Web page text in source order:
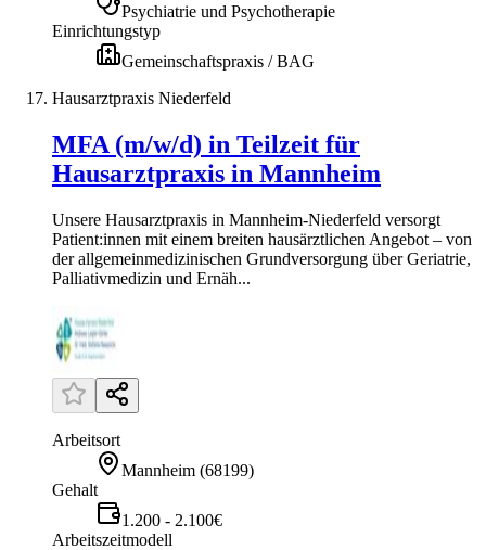
Psychiatrie und Psychotherapie
Einrichtungstyp
Gemeinschaftspraxis / BAG
Hausarztpraxis Niederfeld
MFA (m/w/d) in Teilzeit für
Hausarztpraxis in Mannheim
Unsere Hausarztpraxis in Mannheim-Niederfeld versorgt
Patient:innen mit einem breiten hausärztlichen Angebot – von
der allgemeinmedizinischen Grundversorgung über Geriatrie,
Palliativmedizin und Ernäh...
Arbeitsort
Mannheim (68199)
Gehalt
1.200 - 2.100€
Arbeitszeitmodell